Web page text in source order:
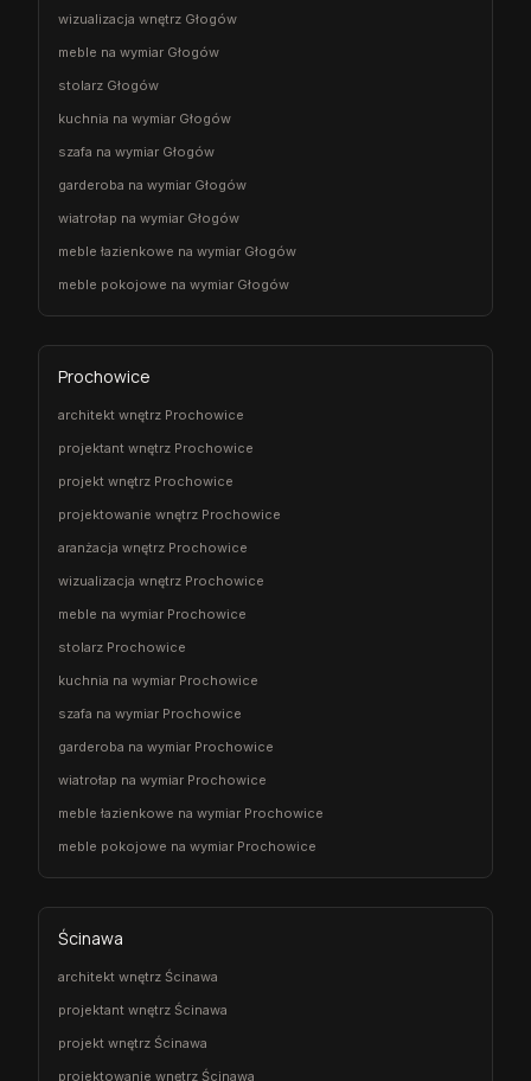
wizualizacja wnętrz Głogów
meble na wymiar Głogów
stolarz Głogów
kuchnia na wymiar Głogów
szafa na wymiar Głogów
garderoba na wymiar Głogów
wiatrołap na wymiar Głogów
meble łazienkowe na wymiar Głogów
meble pokojowe na wymiar Głogów
Prochowice
architekt wnętrz Prochowice
projektant wnętrz Prochowice
projekt wnętrz Prochowice
projektowanie wnętrz Prochowice
aranżacja wnętrz Prochowice
wizualizacja wnętrz Prochowice
meble na wymiar Prochowice
stolarz Prochowice
kuchnia na wymiar Prochowice
szafa na wymiar Prochowice
garderoba na wymiar Prochowice
wiatrołap na wymiar Prochowice
meble łazienkowe na wymiar Prochowice
meble pokojowe na wymiar Prochowice
Ścinawa
architekt wnętrz Ścinawa
projektant wnętrz Ścinawa
projekt wnętrz Ścinawa
projektowanie wnętrz Ścinawa